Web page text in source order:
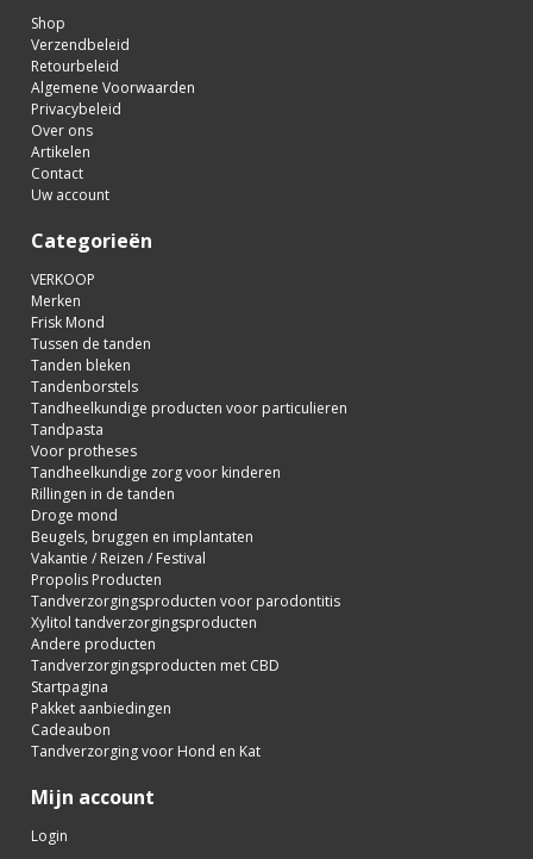
Shop
Verzendbeleid
Retourbeleid
Algemene Voorwaarden
Privacybeleid
Over ons
Artikelen
Contact
Uw account
Categorieën
VERKOOP
Merken
Frisk Mond
Tussen de tanden
Tanden bleken
Tandenborstels
Tandheelkundige producten voor particulieren
Tandpasta
Voor protheses
Tandheelkundige zorg voor kinderen
Rillingen in de tanden
Droge mond
Beugels, bruggen en implantaten
Vakantie / Reizen / Festival
Propolis Producten
Tandverzorgingsproducten voor parodontitis
Xylitol tandverzorgingsproducten
Andere producten
Tandverzorgingsproducten met CBD
Startpagina
Pakket aanbiedingen
Cadeaubon
Tandverzorging voor Hond en Kat
Mijn account
Login